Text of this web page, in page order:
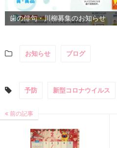
歯の俳句・川柳募集のお知らせ
お知らせ ブログ
予防 新型コロナウイルス
前の記事